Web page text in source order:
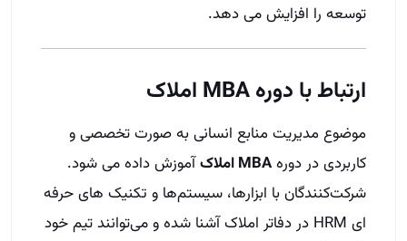
توسعه را افزایش می‌ دهد.
ارتباط با دوره MBA املاک
موضوع مدیریت منابع انسانی به صورت تخصصی و
کاربردی در دورهMBA املاک
آموزش داده می‌ شود.
شرکت‌کنندگان با ابزارها، سیستم‌ها و تکنیک‌ های حرفه‌
ای HRM در دفاتر املاک آشنا شده و می‌توانند تیم خود